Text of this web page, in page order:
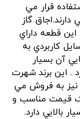
قرار مي
گاز
قطعه داراي
کاربردي به
آن بسيار
. اين برند شهرت
نيز به فروش مي
قيمت مناسب و
بالايي دارد.